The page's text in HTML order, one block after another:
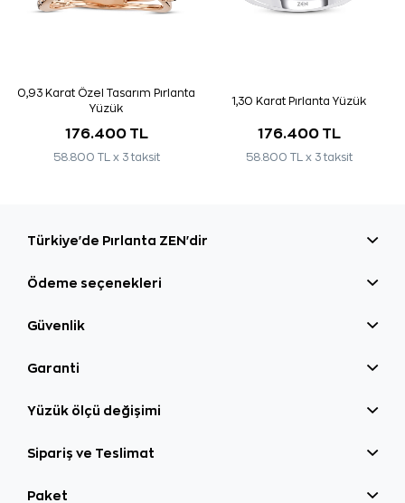
0,93 Karat Özel Tasarım Pırlanta
Yüzük
176.400 TL
58.800 TL x 3 taksit
1,30 Karat Pırlanta Yüzük
176.400 TL
58.800 TL x 3 taksit
Türkiye'de Pırlanta ZEN'dir
Ödeme seçenekleri
Güvenlik
Garanti
Yüzük ölçü değişimi
Sipariş ve Teslimat
Paket